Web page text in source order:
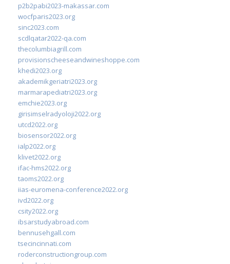
p2b2pabi2023-makassar.com
wocfparis2023.org
sinc2023.com
scdlqatar2022-qa.com
thecolumbiagrill.com
provisionscheeseandwineshoppe.com
khedi2023.org
akademikgeriatri2023.org
marmarapediatri2023.org
emchie2023.org
girisimselradyoloji2022.org
utcd2022.org
biosensor2022.org
ialp2022.org
klivet2022.org
ifac-hms2022.org
taoms2022.org
iias-euromena-conference2022.org
ivd2022.org
csity2022.org
ibsarstudyabroad.com
bennusehgall.com
tsecincinnati.com
roderconstructiongroup.com